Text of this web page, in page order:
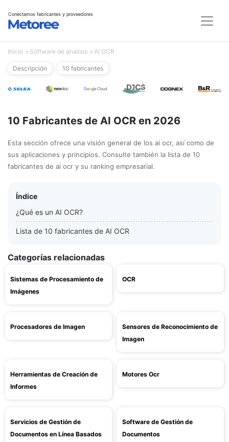
Conectamos fabricantes y proveedores
Inicio Software de análisis AI OCR
Descripción 10 fabricantes
10 Fabricantes de AI OCR en 2026
Esta sección ofrece una visión general de los ai ocr, así como de
sus aplicaciones y principios. Consulte también la lista de 10
fabricantes de ai ocr y su ranking empresarial.
Índice
¿Qué es un AI OCR?
Lista de 10 fabricantes de AI OCR
Categorías relacionadas
Sistemas de Procesamiento de
Imágenes
OCR
Procesadores de Imagen
Sensores de Reconocimiento de
Imagen
Herramientas de Creación de
Informes
Motores Ocr
Servicios de Gestión de
Documentos en Línea Basados
Software de Gestión de
Documentos